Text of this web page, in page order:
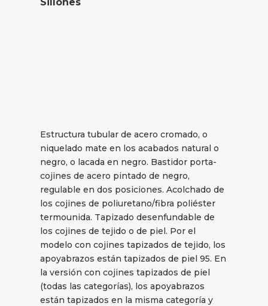
Estructura tubular de acero cromado, o
niquelado mate en los acabados natural o
negro, o lacada en negro. Bastidor porta-
cojines de acero pintado de negro,
regulable en dos posiciones. Acolchado de
los cojines de poliuretano/fibra poliéster
termounida. Tapizado desenfundable de
los cojines de tejido o de piel. Por el
modelo con cojines tapizados de tejido, los
apoyabrazos están tapizados de piel 95. En
la versión con cojines tapizados de piel
(todas las categorías), los apoyabrazos
están tapizados en la misma categoría y